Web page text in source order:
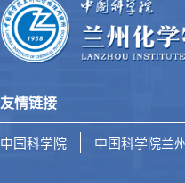
友情链接
中国科学院 中国科学院兰